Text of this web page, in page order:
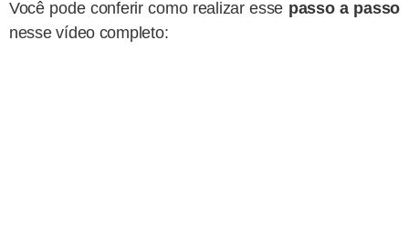
Você pode conferir como realizar esse passo a passo
nesse vídeo completo: